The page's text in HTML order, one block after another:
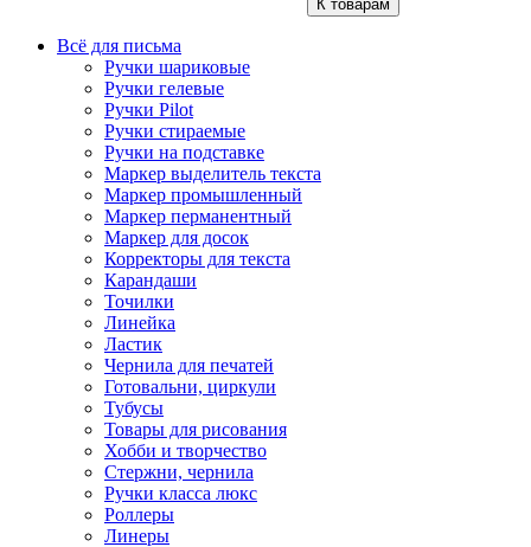
К товарам
Всё для письма
Ручки шариковые
Ручки гелевые
Ручки Pilot
Ручки стираемые
Ручки на подставке
Маркер выделитель текста
Маркер промышленный
Маркер перманентный
Маркер для досок
Корректоры для текста
Карандаши
Точилки
Линейка
Ластик
Чернила для печатей
Готовальни, циркули
Тубусы
Товары для рисования
Хобби и творчество
Стержни, чернила
Ручки класса люкс
Роллеры
Линеры